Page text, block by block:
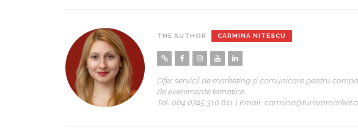
THE AUTHOR CARMINA NITESCU
Ofer servicii de marketing și comunicare pentru
de evenimente tematice.
Tel: 004 0745 310 811 | Email: